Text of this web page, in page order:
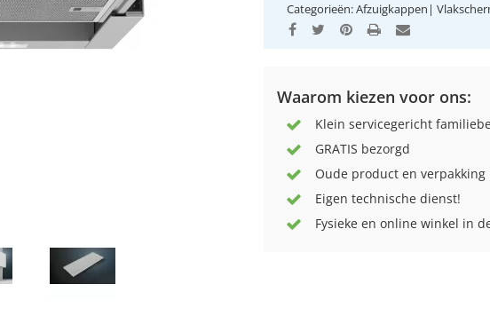
Categorieën:Afzuigkappen |
Waarom kiezen voor ons:
Klein servicegericht
GRATIS bezorgd
Oude product en
Eigen technische dienst!
Fysieke en online winkel in